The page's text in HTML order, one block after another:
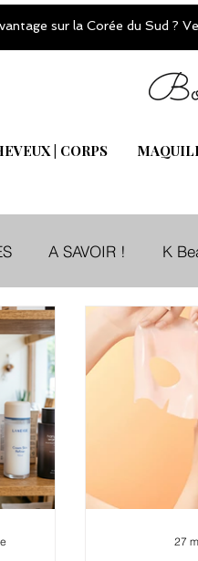
sur la Corée du Sud ?
| CORPS
A SAVOIR ! K
27